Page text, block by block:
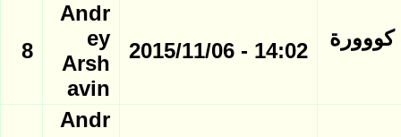
كووورة
14:02 - 2015/11/06
Andr
ey
Arsh
avin
8
Andr